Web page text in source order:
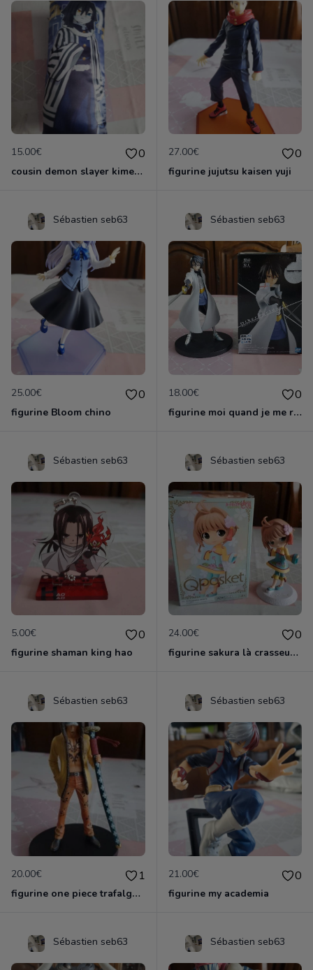
15.00€ 0
cousin demon slayer kimestsu neuf
27.00€ 0
figurine jujutsu kaisen yuji
Sébastien seb63
25.00€ 0
figurine Bloom chino
Sébastien seb63
18.00€ 0
figurine moi quand je me reincarne en slime
Sébastien seb63
5.00€ 0
figurine shaman king hao
Sébastien seb63
24.00€ 0
figurine sakura là crasseuse de cartes
Sébastien seb63
20.00€ 1
figurine one piece trafalga law officielle
Sébastien seb63
21.00€ 0
figurine my academia
Sébastien seb63 Sébastien seb63